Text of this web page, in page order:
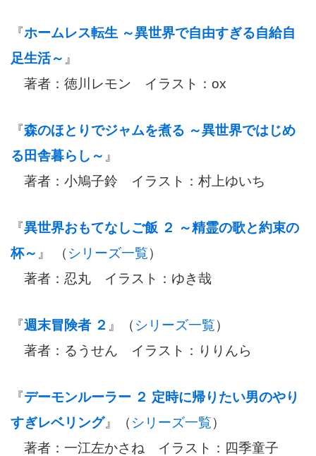
『ホームレス転生 ～異世界で自由すぎる自給自
足生活～ 』
著者：徳川レモン イラスト：ox
『森のほとりでジャムを煮る ～異世界ではじめ
る田舎暮らし～ 』
著者：小鳩子鈴 イラスト：村上ゆいち
『異世界おもてなしご飯 ２ ～精霊の歌と約束の
杯～ 』 （ シリーズ一覧）
著者：忍丸 イラスト：ゆき哉
『週末冒険者 ２ 』（ シリーズ一覧）
著者：るうせん イラスト：りりんら
『デーモンルーラー ２ 定時に帰りたい男のやり
すぎレベリング』（ シリーズ一覧）
著者：一江左かさね イラスト：四季童子